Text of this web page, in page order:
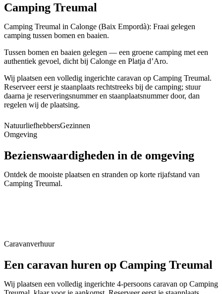
Camping Treumal
Camping Treumal in Calonge (Baix Empordà): Fraai gelegen
camping tussen bomen en baaien.
Tussen bomen en baaien gelegen — een groene camping met een
authentiek gevoel, dicht bij Calonge en Platja d’Aro.
Wij plaatsen een volledig ingerichte caravan op Camping Treumal.
Reserveer eerst je staanplaats rechtstreeks bij de camping; stuur
daarna je reserveringsnummer en staanplaatsnummer door, dan
regelen wij de plaatsing.
NatuurliefhebbersGezinnen
Omgeving
Bezienswaardigheden in de omgeving
Ontdek de mooiste plaatsen en stranden op korte rijafstand van
Camping Treumal.
Platja d'Aro
📍Baix Empordà
Calonge
Sant Feliu de Guíxols
Caravanverhuur
Een caravan huren op Camping Treumal
Wij plaatsen een volledig ingerichte 4-persoons caravan op Camping